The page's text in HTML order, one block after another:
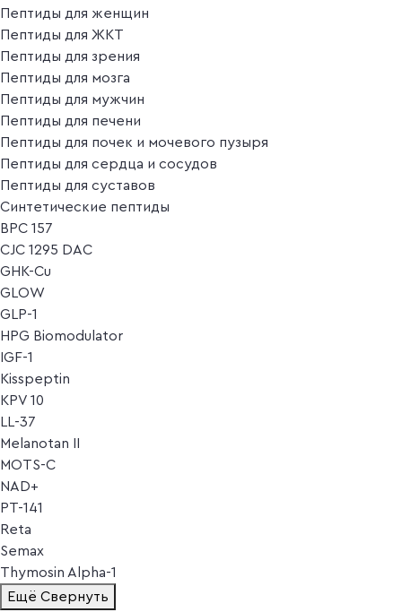
Пептиды для женщин
Пептиды для ЖКТ
Пептиды для зрения
Пептиды для мозга
Пептиды для мужчин
Пептиды для печени
Пептиды для почек и мочевого пузыря
Пептиды для сердца и сосудов
Пептиды для суставов
Синтетические пептиды
BPC 157
CJC 1295 DAC
GHK-Cu
GLOW
GLP-1
HPG Biomodulator
IGF-1
Kisspeptin
KPV 10
LL-37
Melanotan II
MOTS-C
NAD+
PT-141
Reta
Semax
Thymosin Alpha-1
Ещё Свернуть